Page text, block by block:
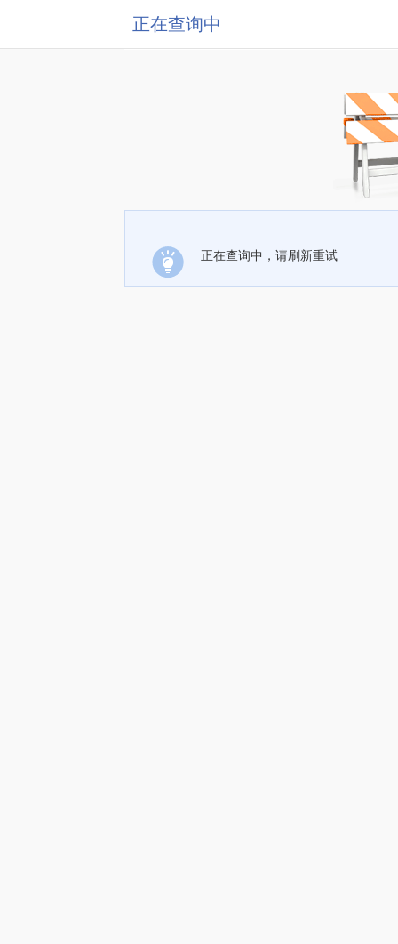
正在查询中
正在查询中，请刷新重试